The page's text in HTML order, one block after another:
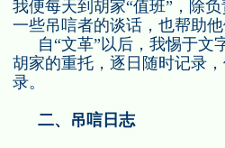
我便每天到胡家“值班”，除
一些吊唁者的谈话，也帮助
自“文革”以后，我惕于文
胡家的重托，逐日随时记录
录。
二、吊唁日志